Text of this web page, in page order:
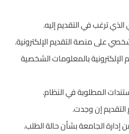
الذي ترغب في التقديم إليه.
على منصة التقديم الإلكترونية.
الإلكترونية بالمعلومات الشخصية
المطلوبة في النظام.
إن وجدت.
إدارة الجامعة بشأن حالة الطلب.